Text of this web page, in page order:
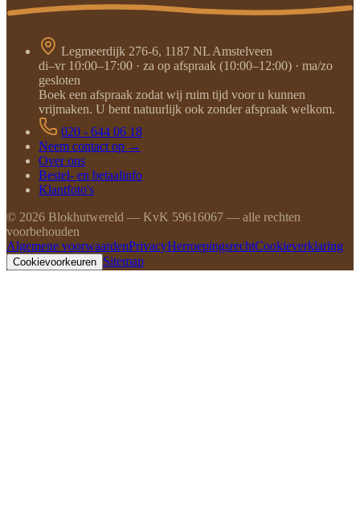
Legmeerdijk 276-6, 1187 NL Amstelveen
di–vr 10:00–17:00 · za op afspraak (10:00–12:00) · ma/zo
gesloten
Boek een afspraak zodat wij ruim tijd voor u kunnen
vrijmaken. U bent natuurlijk ook zonder afspraak welkom.
020 - 644 06 18
Neem contact op →
Over ons
Bestel- en betaalinfo
Klantfoto's
© 2026 Blokhutwereld — KvK 59616067 — alle rechten
voorbehouden
Algemene voorwaardenPrivacyHerroepingsrechtCookieverklaring
Cookievoorkeuren Sitemap